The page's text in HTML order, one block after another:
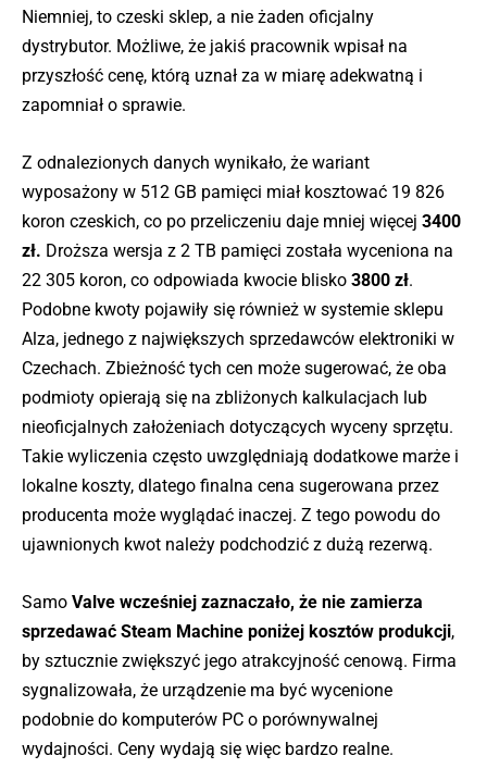
Niemniej, to czeski sklep, a nie żaden oficjalny
dystrybutor. Możliwe, że jakiś pracownik wpisał na
przyszłość cenę, którą uznał za w miarę adekwatną i
zapomniał o sprawie.
Z odnalezionych danych wynikało, że wariant
wyposażony w 512 GB pamięci miał kosztować 19 826
koron czeskich, co po przeliczeniu daje mniej więcej 3400
zł. Droższa wersja z 2 TB pamięci została wyceniona na
22 305 koron, co odpowiada kwocie blisko 3800 zł.
Podobne kwoty pojawiły się również w systemie sklepu
Alza, jednego z największych sprzedawców elektroniki w
Czechach. Zbieżność tych cen może sugerować, że oba
podmioty opierają się na zbliżonych kalkulacjach lub
nieoficjalnych założeniach dotyczących wyceny sprzętu.
Takie wyliczenia często uwzględniają dodatkowe marże i
lokalne koszty, dlatego finalna cena sugerowana przez
producenta może wyglądać inaczej. Z tego powodu do
ujawnionych kwot należy podchodzić z dużą rezerwą.
Samo Valve wcześniej zaznaczało, że nie zamierza
sprzedawać Steam Machine poniżej kosztów produkcji,
by sztucznie zwiększyć jego atrakcyjność cenową. Firma
sygnalizowała, że urządzenie ma być wycenione
podobnie do komputerów PC o porównywalnej
wydajności. Ceny wydają się więc bardzo realne.